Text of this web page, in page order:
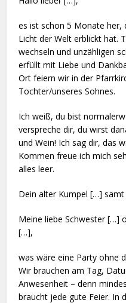
es ist schon 5 Monate her,
Licht der Welt erblickt hat.
wechseln und unzähligen
erfüllt mit Liebe und
Ort feiern wir in der
Tochter/unseres Sohnes.
Ich weiß, du bist
verspreche dir, du wirst
und Wein! Ich sag dir, das
Kommen freue ich mich
alles leer.
Dein alter Kumpel […] samt
Meine liebe Schwester […]
[…],
was wäre eine Party ohne
Wir brauchen am Tag,
Anwesenheit – denn
braucht jede gute Feier. In